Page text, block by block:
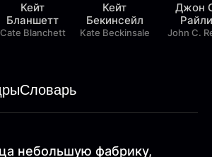
Кейт
Бланшетт
Cate Blanchett
Кейт
Бекинсейл
Kate Beckinsale
Джон
Райли
John C.
Словарь
небольшую фабрику,